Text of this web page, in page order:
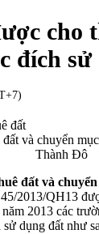
cho
đích
và chuyển
Thành Đô
đất và
2013/QH13
2013 các
dụng đất như